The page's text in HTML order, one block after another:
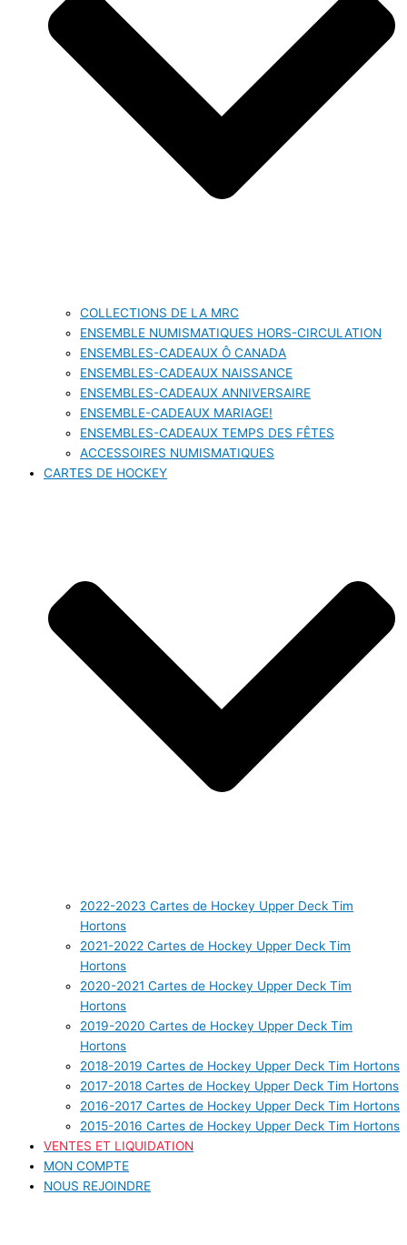
COLLECTIONS DE LA MRC
ENSEMBLE NUMISMATIQUES HORS-CIRCULATION
ENSEMBLES-CADEAUX Ô CANADA
ENSEMBLES-CADEAUX NAISSANCE
ENSEMBLES-CADEAUX ANNIVERSAIRE
ENSEMBLE-CADEAUX MARIAGE!
ENSEMBLES-CADEAUX TEMPS DES FÊTES
ACCESSOIRES NUMISMATIQUES
CARTES DE HOCKEY
2022-2023 Cartes de Hockey Upper Deck Tim
Hortons
2021-2022 Cartes de Hockey Upper Deck Tim
Hortons
2020-2021 Cartes de Hockey Upper Deck Tim
Hortons
2019-2020 Cartes de Hockey Upper Deck Tim
Hortons
2018-2019 Cartes de Hockey Upper Deck Tim Hortons
2017-2018 Cartes de Hockey Upper Deck Tim Hortons
2016-2017 Cartes de Hockey Upper Deck Tim Hortons
2015-2016 Cartes de Hockey Upper Deck Tim Hortons
VENTES ET LIQUIDATION
MON COMPTE
NOUS REJOINDRE